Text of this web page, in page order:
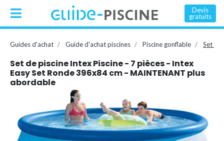
Devis
gratuits
Guides d'achat Guide d'achat piscines Piscine gonflable Set de
Set de piscine Intex Piscine - 7 pièces - Intex
Easy Set Ronde 396x84 cm - MAINTENANT plus
abordable